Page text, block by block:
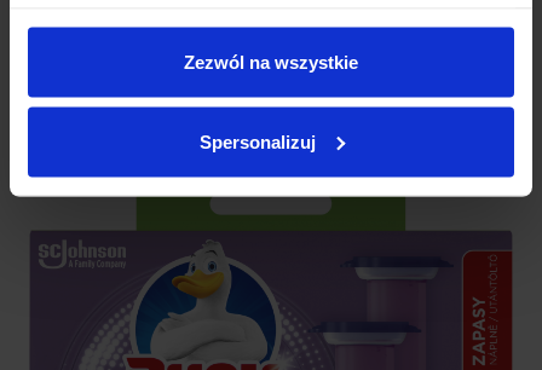
Zezwól na wszystkie
Spersonalizuj
do szamba.